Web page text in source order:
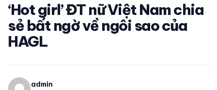
THỂ THAO TRONG NƯỚC expand_more
THỂ THAO
VIDEO
‘Hot girl’ ĐT nữ Việt Nam chia
sẻ bất ngờ về ngôi sao của
HAGL
admin